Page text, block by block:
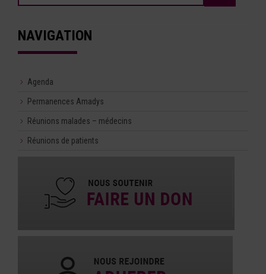
NAVIGATION
Agenda
Permanences Amadys
Réunions malades – médecins
Réunions de patients